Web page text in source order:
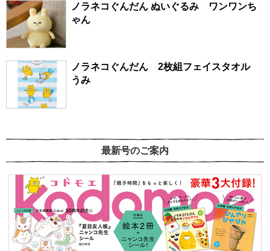
ノラネコぐんだん ぬいぐるみ ワンワンち
ゃん
ノラネコぐんだん 2枚組フェイスタオル
うみ
最新号のご案内